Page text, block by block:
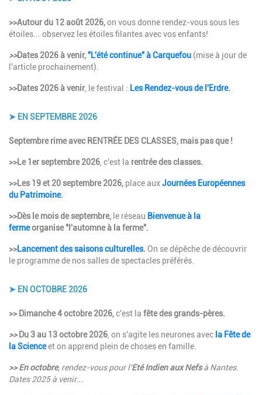
Description
>>Autour du 12 août 2026,on vous donne rendez-vous sous les
étoiles... observez les étoiles filantes avec vos enfants!
>>Dates 2026 à venir,"L'été continue" à Carquefou (mise à jour de
l'article prochainement).
>>Dates 2026 à venir , le festival : Les Rendez-vous de l'Erdre.
➤ EN SEPTEMBRE 2026
Description
Septembre rime avec RENTRÉE DES CLASSES, mais pas que !
>>Le 1er septembre 2026 , c'est la rentrée des classes.
>>Les 19 et 20 septembre 2026, place auxJournées Européennes
du Patrimoine.
>>Dès le mois de septembre, le réseau Bienvenue à la
fermeorganise "l'automne à la ferme".
>>Lancement des saisons culturelles. On se dépêche de découvrir
le programme de nos salles de spectacles préférés.
➤ EN OCTOBRE 2026
Description
>> Dimanche 4 octobre 2026,c'est la fête des grands-pères.
>> Du 3 au 13 octobre 2026 , on s'agite les neurones avec la Fête de
la Scienceet on apprend plein de choses en famille.
>> En octobre, rendez-vous pour l'Eté Indien aux Nefsà Nantes.
Dates 2025 à venir...